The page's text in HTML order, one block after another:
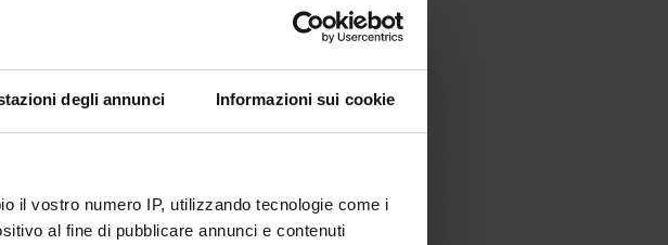
degli annunci Informazioni sui cookie
il vostro numero IP, utilizzando tecnologie come i
al fine di pubblicare annunci e contenuti